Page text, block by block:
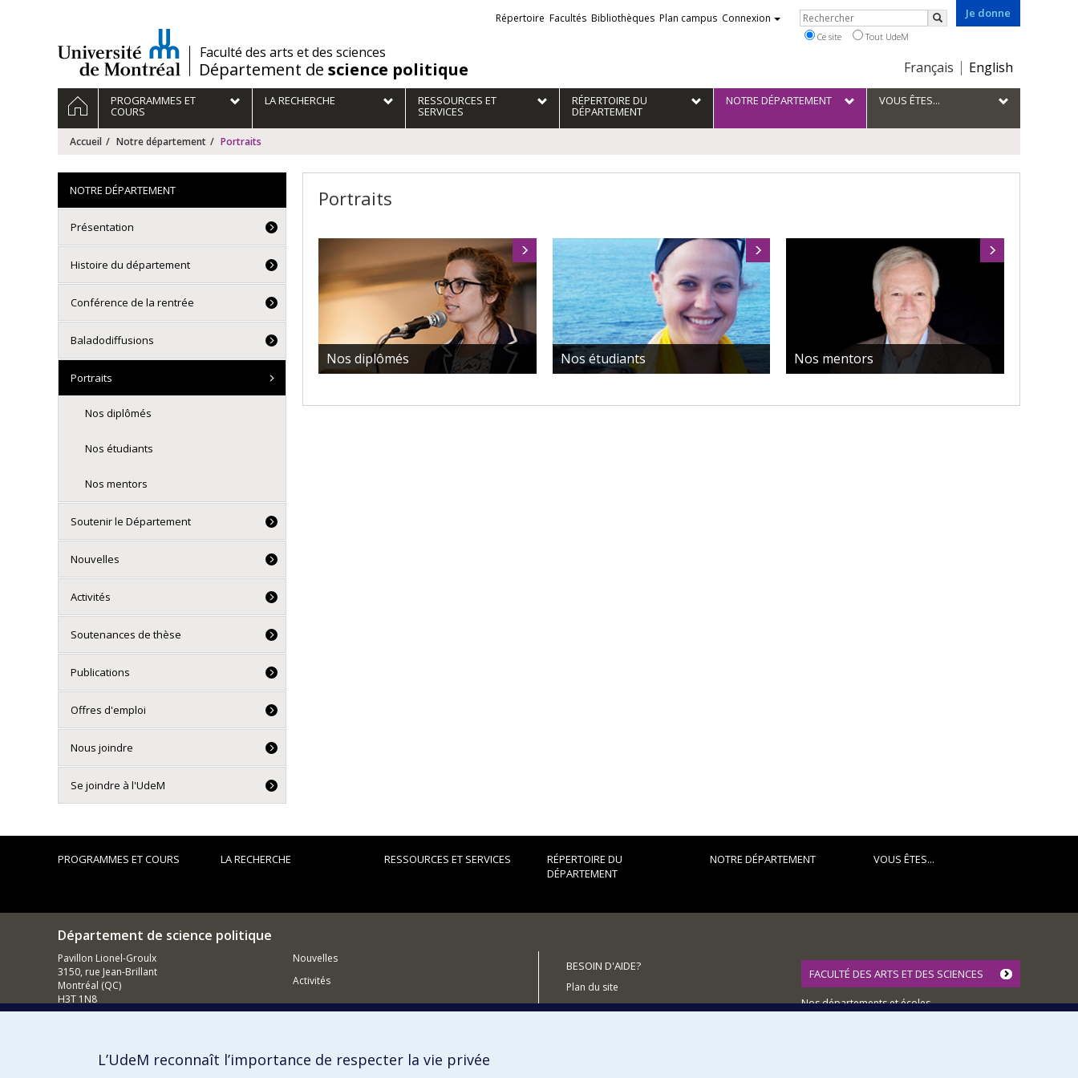
/Faculté des arts et des sciences
Département de science politique
Je donne
Choix
la
langue
Français English
Liens
externes
Répertoire Facultés Bibliothèques Plan campus Connexion Rechercher
Rechercher
Ce site Tout UdeM
Navigation
principale
ACCUEILPROGRAMMES ET
COURS
LA RECHERCHE RESSOURCES ET
SERVICES
RÉPERTOIRE DU
DÉPARTEMENT
NOTRE DÉPARTEMENT VOUS ÊTES...
Accueil Notre département Portraits
Portraits
Nos diplômés Nos étudiants Nos mentors
NOTRE DÉPARTEMENT
Présentation
Histoire du département
Conférence de la rentrée
Baladodiffusions
Portraits
Nos diplômés
Nos étudiants
Nos mentors
Soutenir le Département
Nouvelles
Activités
Soutenances de thèse
Publications
Offres d'emploi
Nous joindre
Se joindre à l'UdeM
PROGRAMMES ET COURS LA RECHERCHE RESSOURCES ET SERVICES
RÉPERTOIRE DU
DÉPARTEMENT
NOTRE DÉPARTEMENT VOUS ÊTES...
Département de science politique
Pavillon Lionel-Groulx
3150, rue Jean-Brillant
Montréal (QC)
H3T 1N8
Nouvelles
Activités
BESOIN D'AIDE?
Plan du site
Signaler une erreur
FACULTÉ DES ARTS ET DES SCIENCES
Nos départements et écoles
L’UdeM reconnaît l’importance de respecter la vie privée